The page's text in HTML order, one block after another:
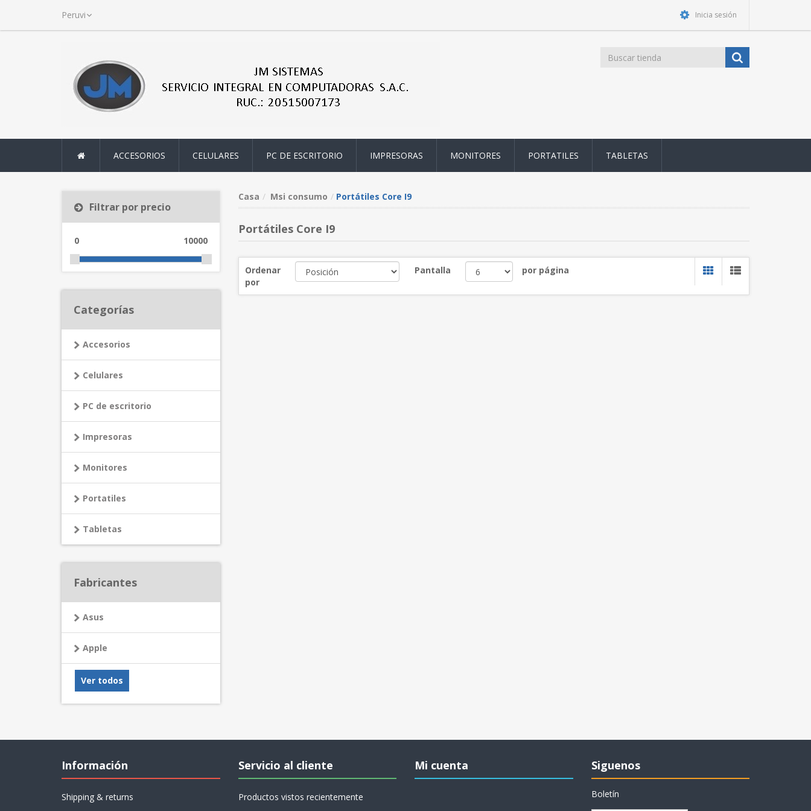
Inicia sesión
ACCESORIOS CELULARES PC DE ESCRITORIO IMPRESORAS MONITORES PORTATILES TABLETAS
Casa Msi consumo Portátiles Core I9
Portátiles Core I9
Ordenar
por
Pantalla por página
Filtrar por precio
0 10000
Categorías
Accesorios
Celulares
PC de escritorio
Impresoras
Monitores
Portatiles
Tabletas
Fabricantes
Asus
Apple
Ver todos
Información
Shipping & returns
Servicio al cliente
Productos vistos recientemente
Mi cuenta Siguenos
Boletín